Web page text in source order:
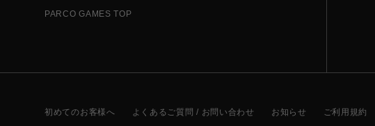
PARCO GAMES TOP
初めてのお客様へ よくあるご質問 / お問い合わせ お知らせ ご利用規約